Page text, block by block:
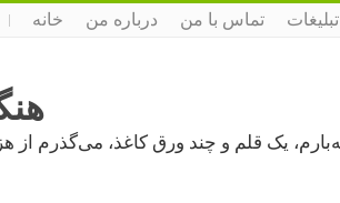
خانه درباره من تماس با من تبلیغات